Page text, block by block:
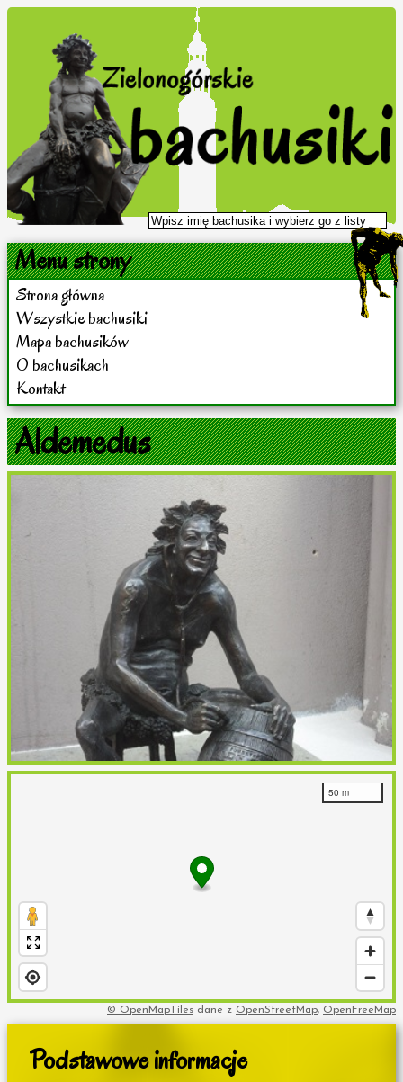
Menu strony
Strona główna
Wszystkie bachusiki
Mapa bachusików
O bachusikach
Kontakt
Aldemedus
50 m
© OpenMapTiles dane z OpenStreetMap, OpenFreeMap
Podstawowe informacje